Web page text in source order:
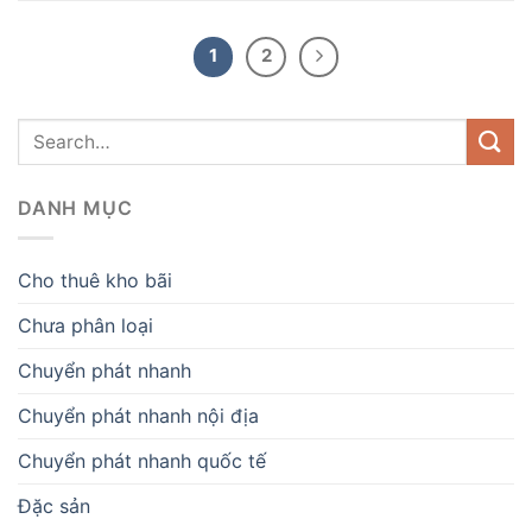
1 2
DANH MỤC
Cho thuê kho bãi
Chưa phân loại
Chuyển phát nhanh
Chuyển phát nhanh nội địa
Chuyển phát nhanh quốc tế
Đặc sản